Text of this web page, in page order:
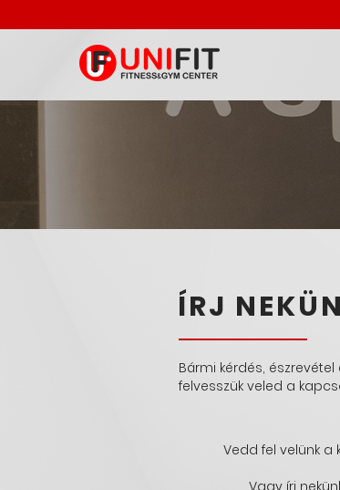
ÍRJ
Bármi kérdés,
felvesszük veled a
Vedd fel velünk
Vagy írj